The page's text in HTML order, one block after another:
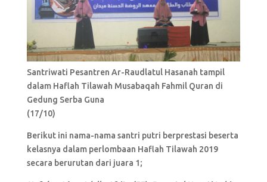
Santriwati Pesantren Ar-Raudlatul Hasanah tampil
dalam Haflah Tilawah Musabaqah Fahmil Quran di
Gedung Serba Guna
(17/10)
Berikut ini nama-nama santri putri berprestasi beserta
kelasnya dalam perlombaan Haflah Tilawah 2019
secara berurutan dari juara 1;